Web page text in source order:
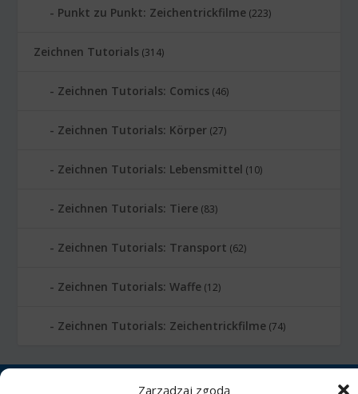
Zarządzaj zgodą
Punkt zu Punkt: Zeichentrickfilme (223)
Zeichnen Tutorials (314)
Zeichnen Tutorials: Comics (46)
Zeichnen Tutorials: Körper (27)
Zeichnen Tutorials: Lebensmittel (10)
Zeichnen Tutorials: Tiere (83)
Zeichnen Tutorials: Transport (62)
Zeichnen Tutorials: Waffe (12)
Zeichnen Tutorials: Zeichentrickfilme (74)